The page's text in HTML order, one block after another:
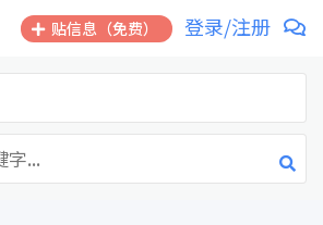
贴信息（免费） 登录/注册